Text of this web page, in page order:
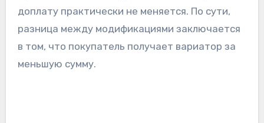
доплату практически не меняется. По сути,
разница между модификациями заключается
в том, что покупатель получает вариатор за
меньшую сумму.